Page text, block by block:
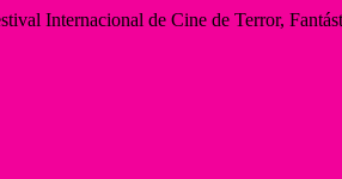
Internacional de Cine de Terror,